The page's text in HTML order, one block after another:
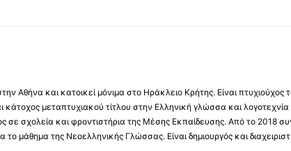
και κατοικεί μόνιμα στο Ηράκλειο Κρήτης. Είναι πτυχιούχος
κάτοχος μεταπτυχιακού τίτλου στην Ελληνική γλώσσα και
σε σχολεία και φροντιστήρια της Μέσης Εκπαίδευσης. Από το 2018
το μάθημα της Νεοελληνικής Γλώσσας. Είναι δημιουργός και